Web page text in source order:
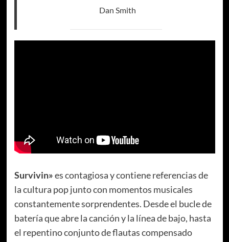
Dan Smith
Survivin»es contagiosa y contiene referencias de
la cultura pop junto con momentos musicales
constantemente sorprendentes. Desde el bucle de
batería que abre la canción y la línea de bajo, hasta
el repentino conjunto de flautas compensado